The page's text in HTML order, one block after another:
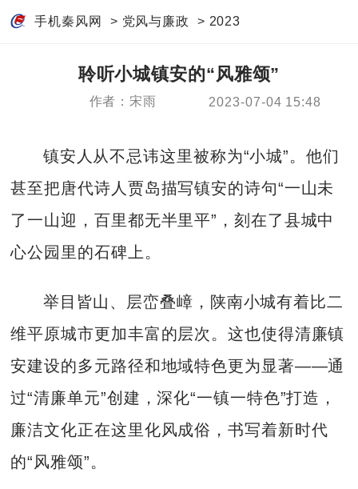
手机秦风网 > 党风与廉政 > 2023
聆听小城镇安的“风雅颂”
作者：宋雨 2023-07-04 15:48
镇安人从不忌讳这里被称为“小城”。他们
甚至把唐代诗人贾岛描写镇安的诗句“一山未
了一山迎，百里都无半里平”，刻在了县城中
心公园里的石碑上。
举目皆山、层峦叠嶂，陕南小城有着比二
维平原城市更加丰富的层次。这也使得清廉镇
安建设的多元路径和地域特色更为显著——通
过“清廉单元”创建，深化“一镇一特色”打造，
廉洁文化正在这里化风成俗，书写着新时代
的“风雅颂”。